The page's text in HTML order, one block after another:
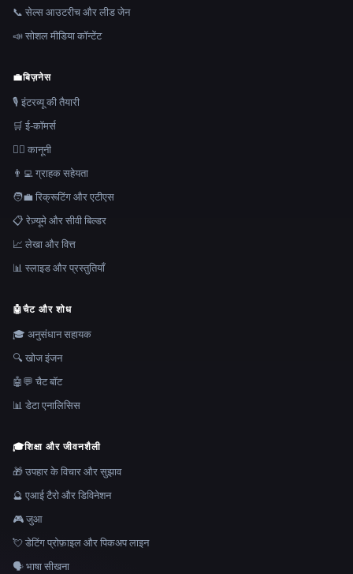
📞 सेल्स आउटरीच और लीड जेन
📣 सोशल मीडिया कॉन्टेंट
💼बिज़नेस
🎙️ इंटरव्यू की तैयारी
🛒 ई-कॉमर्स
👩‍⚖️ कानूनी
👨‍💻 ग्राहक सहेयता
🧑‍💼 रिक्रूटिंग और एटीएस
📋 रेज़्यूमे और सीवी बिल्डर
📈 लेखा और वित्त
📊 स्लाइड और प्रस्तुतियाँ
🤖चैट और शोध
🎓 अनुसंधान सहायक
🔍 खोज इंजन
🤖💬 चैट बॉट
📊 डेटा एनालिसिस
🎓शिक्षा और जीवनशैली
🎁 उपहार के विचार और सुझाव
🔮 एआई टैरो और डिविनेशन
🎮 जुआ
💘 डेटिंग प्रोफ़ाइल और पिकअप लाइन
🗣️ भाषा सीखना